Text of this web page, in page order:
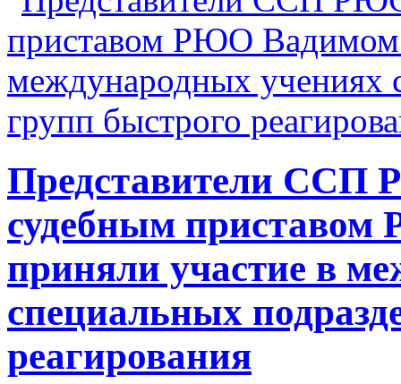
Представители ССП
судебным
приняли участие в
специальных
реагирования